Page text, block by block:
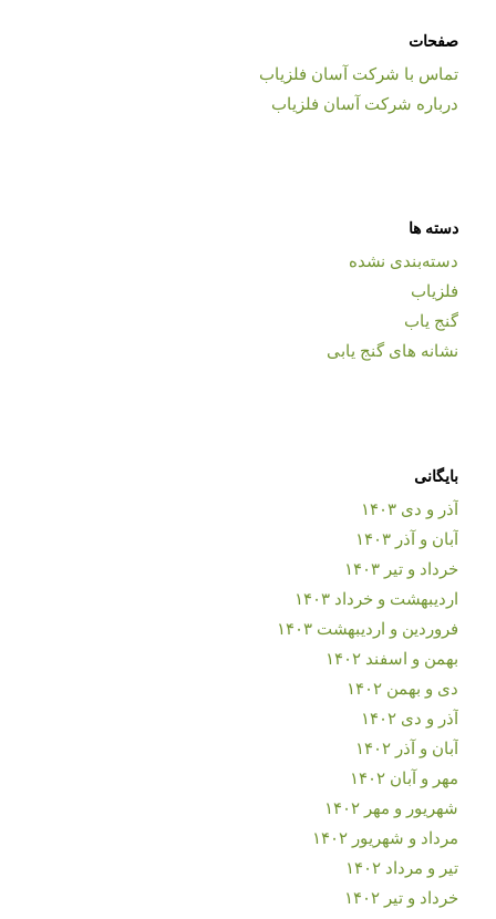
صفحات
تماس با شرکت آسان فلزیاب
درباره شرکت آسان فلزیاب
دسته ها
دسته‌بندی نشده
فلزیاب
گنج یاب
نشانه های گنج یابی
بایگانی
آذر و دی ۱۴۰۳
آبان و آذر ۱۴۰۳
خرداد و تیر ۱۴۰۳
اردیبهشت و خرداد ۱۴۰۳
فروردین و اردیبهشت ۱۴۰۳
بهمن و اسفند ۱۴۰۲
دی و بهمن ۱۴۰۲
آذر و دی ۱۴۰۲
آبان و آذر ۱۴۰۲
مهر و آبان ۱۴۰۲
شهریور و مهر ۱۴۰۲
مرداد و شهریور ۱۴۰۲
تیر و مرداد ۱۴۰۲
خرداد و تیر ۱۴۰۲